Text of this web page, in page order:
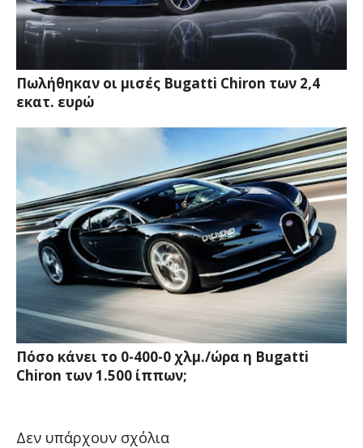
Πωλήθηκαν οι μισές Bugatti Chiron των 2,4
εκατ. ευρώ
Πόσο κάνει το 0-400-0 χλμ./ώρα η Bugatti
Chiron των 1.500 ίππων;
Δεν υπάρχουν σχόλια